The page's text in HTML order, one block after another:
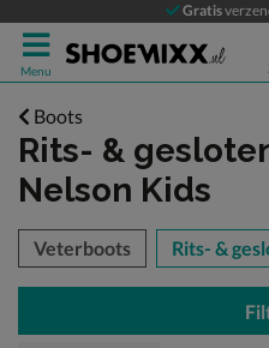
Gratis
Menu
Boots
Rits- &
Nelson Kids
over
Veterboots Rits- &